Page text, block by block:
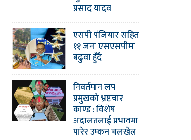
प्रसाद यादव
एसपी पंजियार सहित
११ जना एसएसपीमा
बढुवा हुँदै
निवर्तमान लप
प्रमुखको भ्रष्टचार
काण्ड : विशेष
अदालतलाई प्रभावमा
पारेर उम्कन चलखेल